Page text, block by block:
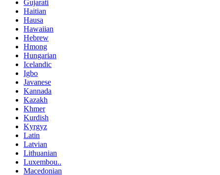
Gujarati
Haitian
Hausa
Hawaiian
Hebrew
Hmong
Hungarian
Icelandic
Igbo
Javanese
Kannada
Kazakh
Khmer
Kurdish
Kyrgyz
Latin
Latvian
Lithuanian
Luxembou..
Macedonian